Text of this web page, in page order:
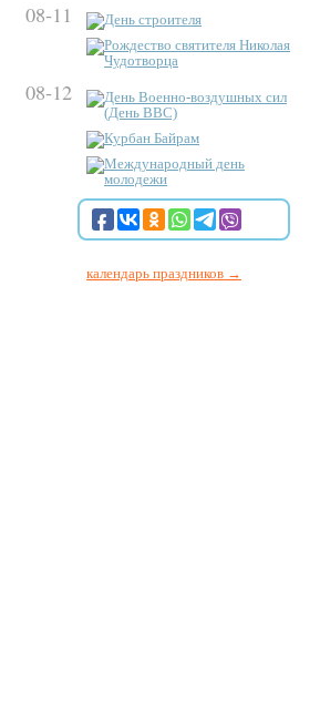
08-11
День строителя
Рождество святителя Николая
Чудотворца
08-12
День Военно-воздушных сил
(День ВВС)
Курбан Байрам
Международный день
молодежи
календарь праздников →